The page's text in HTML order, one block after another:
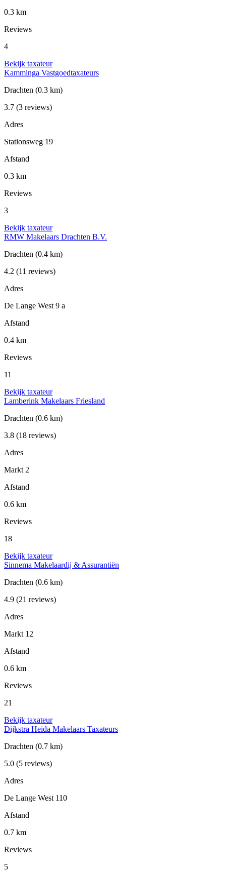
0.3 km
Reviews
4
Bekijk taxateur
Kamminga Vastgoedtaxateurs
Drachten (0.3 km)
3.7 (3 reviews)
Adres
Stationsweg 19
Afstand
0.3 km
Reviews
3
Bekijk taxateur
RMW Makelaars Drachten B.V.
Drachten (0.4 km)
4.2 (11 reviews)
Adres
De Lange West 9 a
Afstand
0.4 km
Reviews
11
Bekijk taxateur
Lamberink Makelaars Friesland
Drachten (0.6 km)
3.8 (18 reviews)
Adres
Markt 2
Afstand
0.6 km
Reviews
18
Bekijk taxateur
Sinnema Makelaardij & Assurantiën
Drachten (0.6 km)
4.9 (21 reviews)
Adres
Markt 12
Afstand
0.6 km
Reviews
21
Bekijk taxateur
Dijkstra Heida Makelaars Taxateurs
Drachten (0.7 km)
5.0 (5 reviews)
Adres
De Lange West 110
Afstand
0.7 km
Reviews
5